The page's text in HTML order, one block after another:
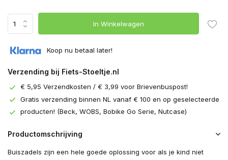
In Winkelwagen
Koop nu betaal later!
Verzending bij Fiets-Stoeltje.nl
€ 5,95 Verzendkosten / € 3,99 voor Brievenbuspost!
Gratis verzending binnen NL vanaf € 100 en op geselecteerde
producten! (Beck, WOBS, Bobike Go Serie, Nutcase)
Productomschrijving
Buiszadels zijn een hele goede oplossing voor als je kind niet